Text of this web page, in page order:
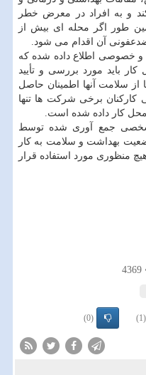
و به افراد در معرض خطر
طور اگر محله ای بیش از
آن اقدام می شود.
و خصوصی اطلاع داده شده كه
باید مورد بررسی و تأیید
از سلامت آنها اطمینان حاصل
برخی شركت ها تنها
محل كار داده شده است.
شخصی جمع آوری شده توسط
بهداشت و سلامت به كار
منظوری مورد استفاده قرار
4369
(1)
(0)